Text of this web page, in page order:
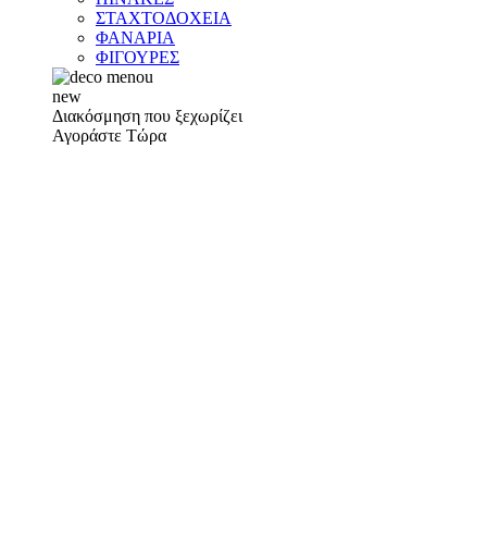
ΣΤΑΧΤΟΔΟΧΕΙΑ
ΦΑΝΑΡΙΑ
ΦΙΓΟΥΡΕΣ
new
Διακόσμηση που ξεχωρίζει
Αγοράστε Τώρα